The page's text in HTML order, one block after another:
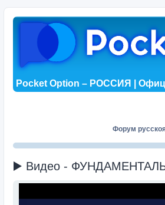
Pocket Option – РОССИЯ |
Форум
▶️ Видео -